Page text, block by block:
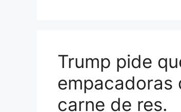
Trump pide
empacadoras
carne de res.